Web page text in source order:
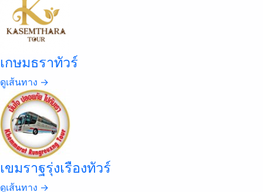
เกษมธราทัวร์
ดูเส้นทาง →
เขมราฐรุ่งเรืองทัวร์
ดูเส้นทาง →